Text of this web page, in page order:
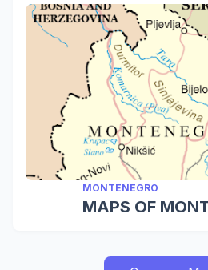
MONTENEGRO
MAPS OF